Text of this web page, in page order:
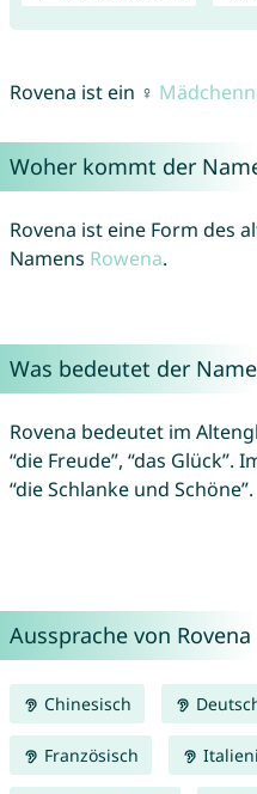
Rovena ist ein ♀
Woher kommt der
Rovena ist eine Form des
Namens Rowena.
Was bedeutet der
Rovena bedeutet im
“die Freude”, “das Glück”.
“die Schlanke und Schöne”.
Aussprache von Rovena
Chinesisch
Französisch